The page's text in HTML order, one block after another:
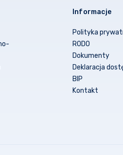
Informacje
Polityka
RODO
Dokumenty
Deklaracja
BIP
Kontakt